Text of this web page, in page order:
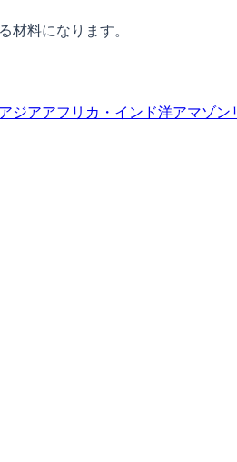
材料になります。
アジアアフリカ・インド洋アマゾン